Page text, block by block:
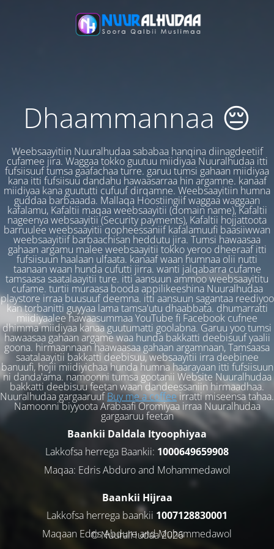
Dhaammannaa 😔
Weebsaayitiin Nuuralhudaa sababaa hanqina diinagdeetiif
cufamee jira. Waggaa tokko guutuu miidiyaa Nuuralhudaa itti
fufsiisuuf tumsa gaafachaa turre. garuu tumsi gahaan miidiyaa
kana itti fufsiisuu dandahu hawaasarraa hin argamne. kanaaf
miidiyaa kana guututti cufuuf dirqamne. Weebsaayitiin humna
guddaa barbaaada. Mallaqa Hoostiingiif waggaa waggaan
kafalamu, Kafaltii maqaa weebsaayitii (domain name), Kafaltii
nageenya websaayitii (Security payments), Kafaltii hojjattoota
barruulee weebsaayitii qopheessaniif kafalamuufi baasiiwwan
weebsaayitiif barbaachisan heddutu jira. Tumsi hawaasaa
gahaan argamu malee weebsaayitii tokko yeroo dheeraaf itti
fufsiisuun haalaan ulfaata. kanaaf waan humnaa olii nutti
taanaan waan hunda cufutti jirra. wanti jalqabarra cufame
tamsaasa saatalaayitii ture. itti aansuun ammoo weebsaayititu
cufame. turtii muraasa booda appilikeeshina Nuuralhudaa
playstore irraa buusuuf deemna. itti aansuun sagantaa reediyoo
kan torbanitti guyyaa lama tamsa'utu dhaabbata. dhumarratti
miidiyaalee hawaasummaa YouTube fi Facebook cufnee
dhimma miidiyaa kanaa guutumatti goolabna. Garuu yoo tumsi
hawaasaa gahaan argame waa hunda bakkatti deebisuuf yaalii
goona. hirmaannaan haawaasaa gahaan argamnaan, Tamsaasa
saatalaayitii bakkatti deebisuu, websaayitii irra deebinee
banuufi, hojii miidiyichaa hunda humna haarayaan itti fufsiisuun
ni danda'ama. namoonni tumsa gootanii Website Nuuralhudaa
bakkatti deebisuu feetan waan dandeessaniin hirmaadhaa.
Nuuralhudaa gargaaruufBuy me a coffeeirratti miseensa tahaa.
Namoonni biyyoota Arabaafi Oromiyaa irraa Nuuralhudaa
gargaaruu feetan
Baankii Daldala Ityoophiyaa
Lakkofsa herrega Baankii: 1000649659908
Maqaa: Edris Abduro and Mohammedawol
Baankii Hijraa
Lakkofsa herrega baankii 1007128830001
Maqaan Edris Abduro and Muhammedawol
© NuuralHudaa 2026